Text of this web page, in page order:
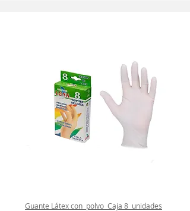
Guante Látex con polvo Caja 8 unidades